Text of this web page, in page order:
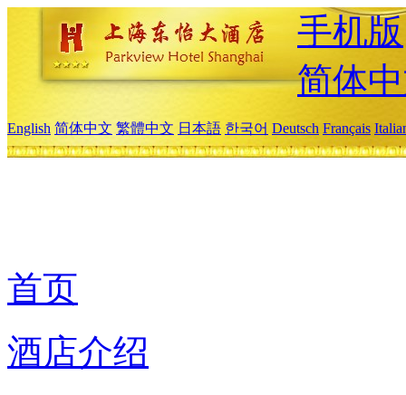
手机版
简体
English 简体中文 繁體中文 日本語 한국어 Deutsch Français
首页
酒店介绍